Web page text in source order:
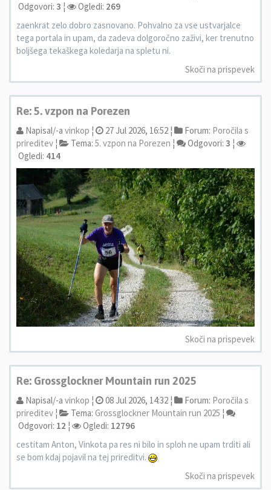
Odgovori: 3 ¦ Ogledi: 269
zaenkrat zelo dobro zasnovano. Pohvalno za vse ustvarjalce
tega portala in upam, da zadeva dolgoročno zaživi, ker trenutno
boljšega tekaškega koledarja na spletu ni.
Skoči na prispevek
Re: 5. vzpon na Porezen
Napisal/-a vinkop ¦ 27 Jul 2026, 16:52 ¦ Forum: Poročila s
prireditev ¦ Tema: 5. vzpon na Porezen ¦ Odgovori: 3 ¦
Ogledi: 414
Skoči na prispevek
Re: Grossglockner Mountain run 2025
Napisal/-a vinkop ¦ 08 Jul 2026, 14:32 ¦ Forum: Poročila s
prireditev ¦ Tema: Grossglockner Mountain run 2025 ¦
Odgovori: 12 ¦ Ogledi: 12796
cestitam Anton, Vinkota pa res ni bilo in sploh ne upam trditi ali
se bom kdaj pojavil na tej prireditvi.
Skoči na prispevek